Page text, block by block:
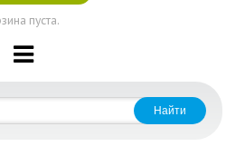
пуста.